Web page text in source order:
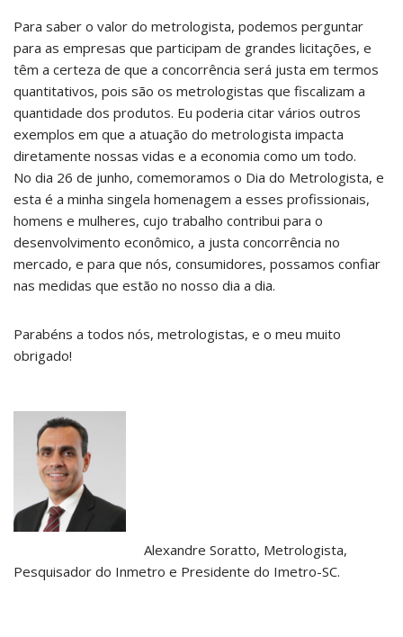
Para saber o valor do metrologista, podemos perguntar
para as empresas que participam de grandes licitações, e
têm a certeza de que a concorrência será justa em termos
quantitativos, pois são os metrologistas que fiscalizam a
quantidade dos produtos. Eu poderia citar vários outros
exemplos em que a atuação do metrologista impacta
diretamente nossas vidas e a economia como um todo.
No dia 26 de junho, comemoramos o Dia do Metrologista, e
esta é a minha singela homenagem a esses profissionais,
homens e mulheres, cujo trabalho contribui para o
desenvolvimento econômico, a justa concorrência no
mercado, e para que nós, consumidores, possamos confiar
nas medidas que estão no nosso dia a dia.
Parabéns a todos nós, metrologistas, e o meu muito
obrigado!
Alexandre Soratto, Metrologista,
Pesquisador do Inmetro e Presidente do Imetro-SC.